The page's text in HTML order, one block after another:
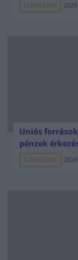
ELEMZÉSEK
Uniós
pénzek
ELEMZÉSEK